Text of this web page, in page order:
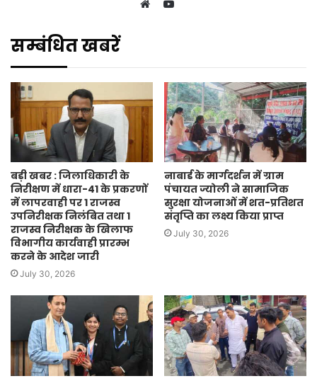
YouTube
सम्बंधित खबरें
बड़ी खबर : जिलाधिकारी के
निरीक्षण में धारा-41 के प्रकरणों
में लापरवाही पर 1 राजस्व
उपनिरीक्षक निलंबित तथा 1
राजस्व निरीक्षक के खिलाफ
विभागीय कार्यवाही प्रारम्भ
करने के आदेश जारी
July 30, 2026
नाबार्ड के मार्गदर्शन में ग्राम
पंचायत ज्योली ने सामाजिक
सुरक्षा योजनाओं में शत-प्रतिशत
संतृप्ति का लक्ष्य किया प्राप्त
July 30, 2026